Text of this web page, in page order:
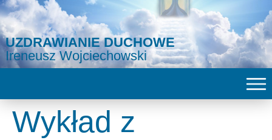
UZDRAWIANIE DUCHOWE
Ireneusz Wojciechowski
Wykład z